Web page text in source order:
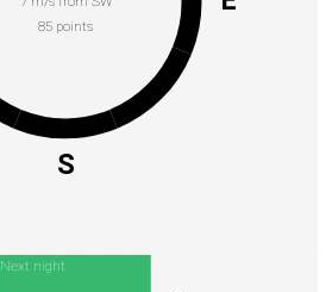
85 points
S
Next night